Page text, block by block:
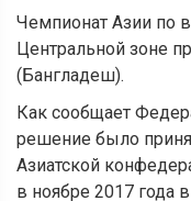
Чемпионат Азии по
Центральной зоне
(Бангладеш).
Как сообщает
решение было
Азиатской
в ноябре 2017 года